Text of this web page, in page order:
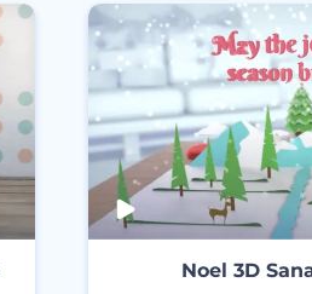
Noel 3D